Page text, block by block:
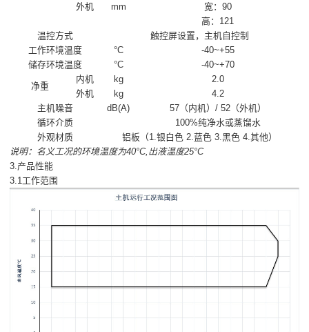
外机 mm
宽：90
高：121
温控方式
触控屏设置，主机自控制
工作环境温度
°C
-40~+55
储存环境温度
°C -40~+70
净重
内机 kg
2.0
外机
kg
4.2
主机噪音
dB(A)
57（内机）/ 52（外机）
循环介质
100%纯净水或蒸馏水
外观材质
铝板（1.银白色 2.蓝色 3.黑色 4.其他）
说明：名义工况的环境温度为40°C,出液温度25°C
3.产品性能
3.1工作范围